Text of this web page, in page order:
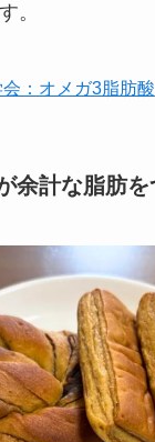
。
：オメガ3脂肪酸
余計な脂肪